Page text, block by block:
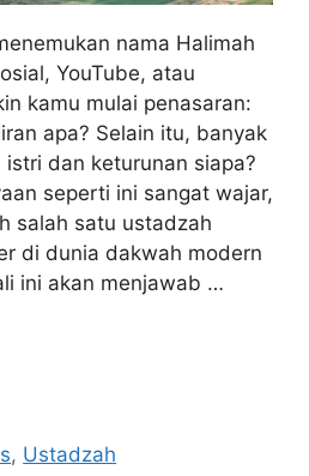
nama Halimah
YouTube, atau
kamu mulai penasaran:
apa? Selain itu, banyak
dan keturunan siapa?
seperti ini sangat wajar,
salah satu ustadzah
di dunia dakwah modern
ini akan menjawab …
, Ustadzah